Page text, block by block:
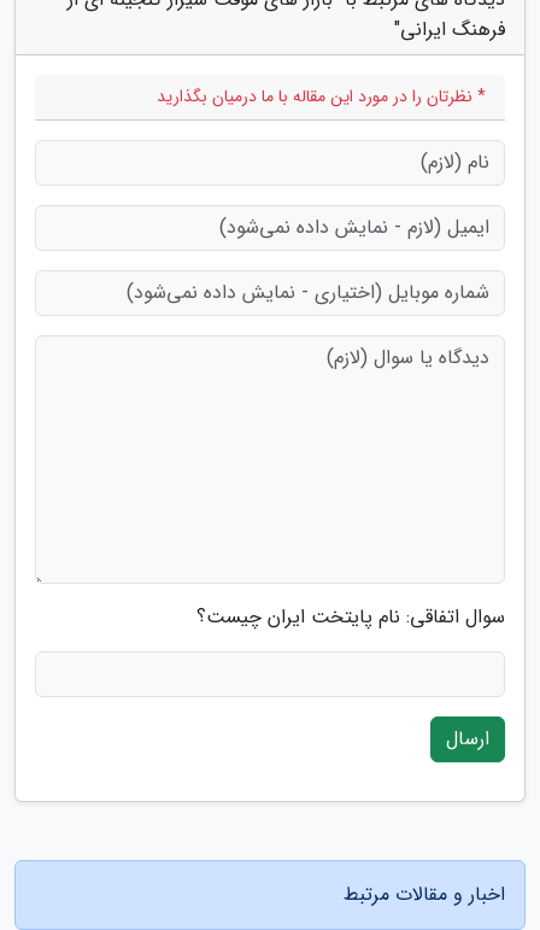
فرهنگ ایرانی"
* نظرتان را در مورد این مقاله با ما درمیان بگذارید
سوال اتفاقی: نام پایتخت ایران چیست؟
ارسال
اخبار و مقالات مرتبط